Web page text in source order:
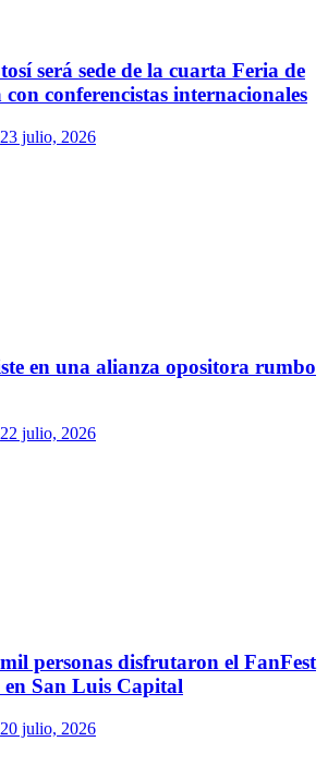
será sede de la cuarta Feria de
conferencistas internacionales
23 julio, 2026
en una alianza opositora rumbo
22 julio, 2026
personas disfrutaron el FanFest
San Luis Capital
20 julio, 2026